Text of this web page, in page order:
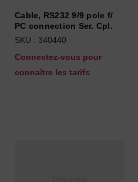
Cable, RS232 9/9 pole f/
PC connection Ser. Cpl.
SKU : 340440
Connectez-vous pour
connaître les tarifs